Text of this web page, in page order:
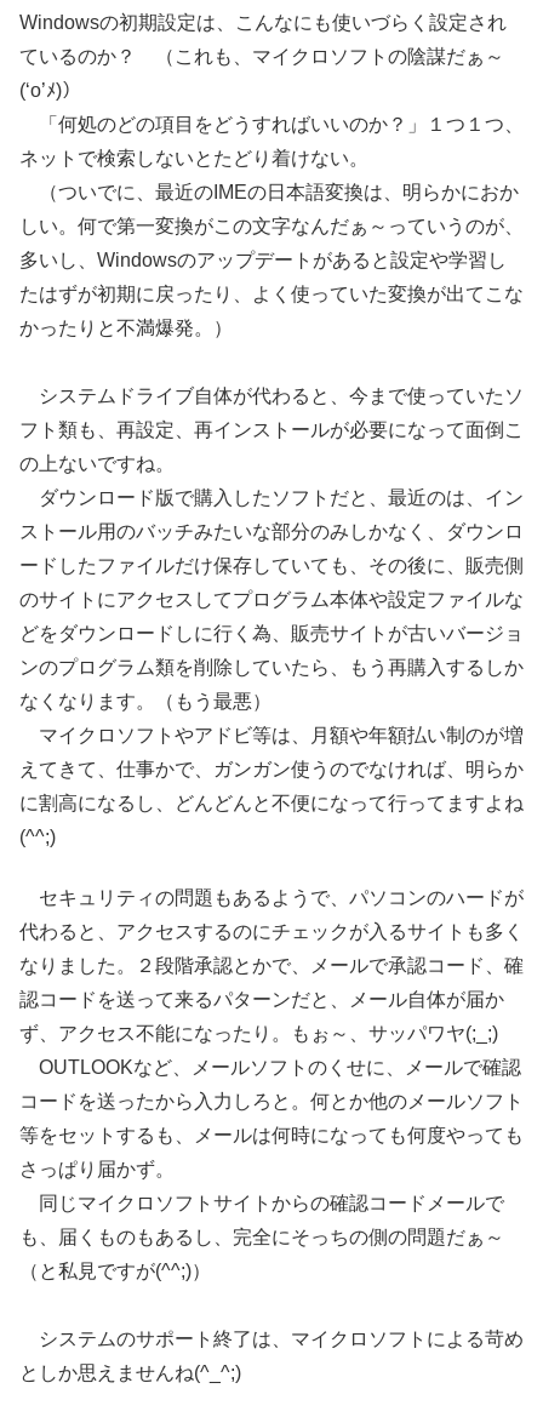
Windowsの初期設定は、こんなにも使いづらく設定され
ているのか？ （これも、マイクロソフトの陰謀だぁ～
(‘o’ﾒ)）
「何処のどの項目をどうすればいいのか？」１つ１つ、
ネットで検索しないとたどり着けない。
（ついでに、最近のIMEの日本語変換は、明らかにおか
しい。何で第一変換がこの文字なんだぁ～っていうのが、
多いし、Windowsのアップデートがあると設定や学習し
たはずが初期に戻ったり、よく使っていた変換が出てこな
かったりと不満爆発。）
システムドライブ自体が代わると、今まで使っていたソ
フト類も、再設定、再インストールが必要になって面倒こ
の上ないですね。
ダウンロード版で購入したソフトだと、最近のは、イン
ストール用のバッチみたいな部分のみしかなく、ダウンロ
ードしたファイルだけ保存していても、その後に、販売側
のサイトにアクセスしてプログラム本体や設定ファイルな
どをダウンロードしに行く為、販売サイトが古いバージョ
ンのプログラム類を削除していたら、もう再購入するしか
なくなります。（もう最悪）
マイクロソフトやアドビ等は、月額や年額払い制のが増
えてきて、仕事かで、ガンガン使うのでなければ、明らか
に割高になるし、どんどんと不便になって行ってますよね
(^^;)
セキュリティの問題もあるようで、パソコンのハードが
代わると、アクセスするのにチェックが入るサイトも多く
なりました。２段階承認とかで、メールで承認コード、確
認コードを送って来るパターンだと、メール自体が届か
ず、アクセス不能になったり。もぉ～、サッパワヤ(;_;)
OUTLOOKなど、メールソフトのくせに、メールで確認
コードを送ったから入力しろと。何とか他のメールソフト
等をセットするも、メールは何時になっても何度やっても
さっぱり届かず。
同じマイクロソフトサイトからの確認コードメールで
も、届くものもあるし、完全にそっちの側の問題だぁ～
（と私見ですが(^^;)）
システムのサポート終了は、マイクロソフトによる苛め
としか思えませんね(^_^;)